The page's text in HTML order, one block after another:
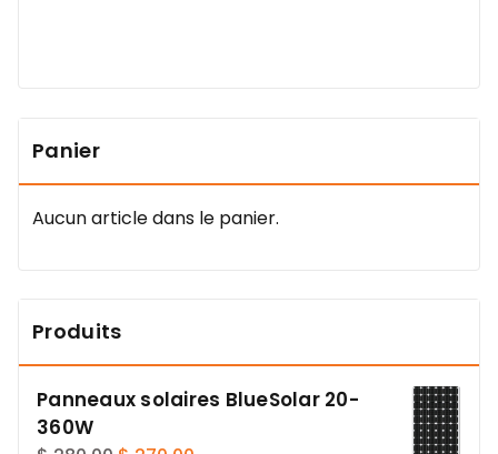
Panier
Aucun article dans le panier.
Produits
Panneaux solaires BlueSolar 20-
360W